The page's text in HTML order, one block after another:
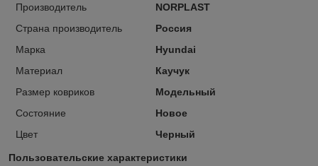
Производитель
NORPLAST
Страна производитель
Россия
Марка
Hyundai
Материал
Каучук
Размер ковриков
Модельный
Состояние
Новое
Цвет
Черный
Пользовательские характеристики